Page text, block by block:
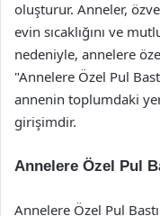
oluşturur. Anneler,
evin sıcaklığını ve
nedeniyle, annelere
"Annelere Özel Pul
annenin toplumdaki
girişimdir.
Annelere Özel Pul
Annelere Özel Pul